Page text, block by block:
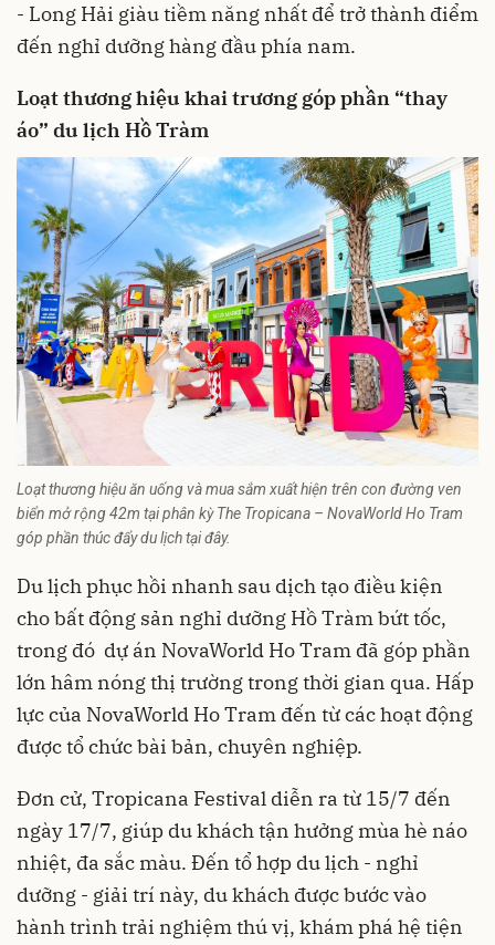
- Long Hải giàu tiềm năng nhất để trở thành điểm
đến nghỉ dưỡng hàng đầu phía nam.
Loạt thương hiệu khai trương góp phần “thay
áo” du lịch Hồ Tràm
Loạt thương hiệu ăn uống và mua sắm xuất hiện trên con đường ven
biển mở rộng 42m tại phân kỳ The Tropicana – NovaWorld Ho Tram
góp phần thúc đẩy du lịch tại đây.
Du lịch phục hồi nhanh sau dịch tạo điều kiện
cho bất động sản nghỉ dưỡng Hồ Tràm bứt tốc,
trong đó dự án NovaWorld Ho Tram đã góp phần
lớn hâm nóng thị trường trong thời gian qua. Hấp
lực của NovaWorld Ho Tram đến từ các hoạt động
được tổ chức bài bản, chuyên nghiệp.
Đơn cử, Tropicana Festival diễn ra từ 15/7 đến
ngày 17/7, giúp du khách tận hưởng mùa hè náo
nhiệt, đa sắc màu. Đến tổ hợp du lịch - nghỉ
dưỡng - giải trí này, du khách được bước vào
hành trình trải nghiệm thú vị, khám phá hệ tiện